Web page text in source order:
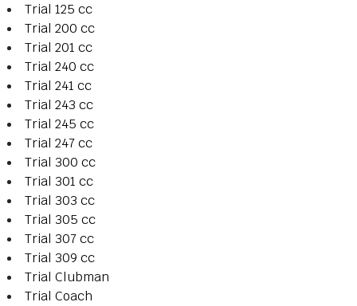
Trial 125 cc
Trial 200 cc
Trial 201 cc
Trial 240 cc
Trial 241 cc
Trial 243 cc
Trial 245 cc
Trial 247 cc
Trial 300 cc
Trial 301 cc
Trial 303 cc
Trial 305 cc
Trial 307 cc
Trial 309 cc
Trial Clubman
Trial Coach